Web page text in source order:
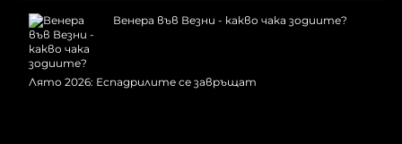
Венера във Везни - какво чака зодиите?
Лято 2026: Еспадрилите се завръщат